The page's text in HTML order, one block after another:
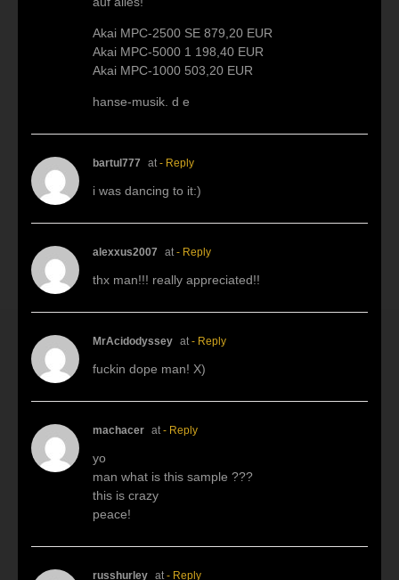
Akai MPC-2500 SE 879,20 EUR
Akai MPC-5000 1 198,40 EUR
Akai MPC-1000 503,20 EUR
hanse-musik. d e
bartul777 at - Reply
i was dancing to it:)
alexxus2007 at - Reply
thx man!!! really appreciated!!
MrAcidodyssey at - Reply
fuckin dope man! X)
machacer at - Reply
yo
man what is this sample ???
this is crazy
peace!
russhurley at - Reply